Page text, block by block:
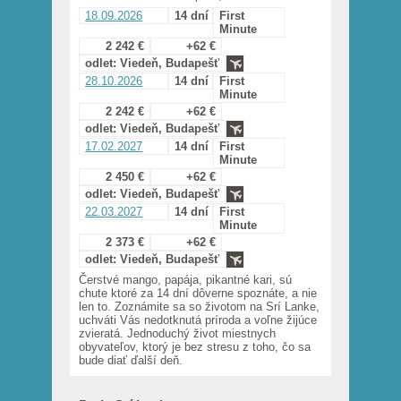
18.09.2026
14 dní
First
Minute
2 242 €
+62 €
odlet: Viedeň, Budapešť
28.10.2026
14 dní
First
Minute
2 242 €
+62 €
odlet: Viedeň, Budapešť
17.02.2027
14 dní
First
Minute
2 450 €
+62 €
odlet: Viedeň, Budapešť
22.03.2027
14 dní
First
Minute
2 373 €
+62 €
odlet: Viedeň, Budapešť
Čerstvé mango, papája, pikantné kari, sú
chute ktoré za 14 dní dôverne spoznáte, a nie
len to. Zoznámite sa so životom na Srí Lanke,
uchváti Vás nedotknutá príroda a voľne žijúce
zvieratá. Jednoduchý život miestnych
obyvateľov, ktorý je bez stresu z toho, čo sa
bude diať ďalší deň.